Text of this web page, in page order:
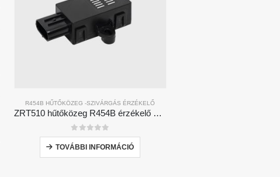
R454B HŰTŐKÖZEG -SZIVÁRGÁS ÉRZÉKELŐ
ZRT510 hűtőközeg R454B érzékelő modul-nagyteljesítményű NDIR hűtőközeg-érzékelő
05 -ből
TOVÁBBI INFORMÁCIÓ